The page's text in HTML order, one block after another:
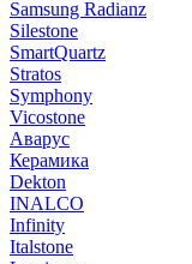
Samsung Radianz
Silestone
SmartQuartz
Stratos
Symphony
Vicostone
Аварус
Керамика
Dekton
INALCO
Infinity
Italstone